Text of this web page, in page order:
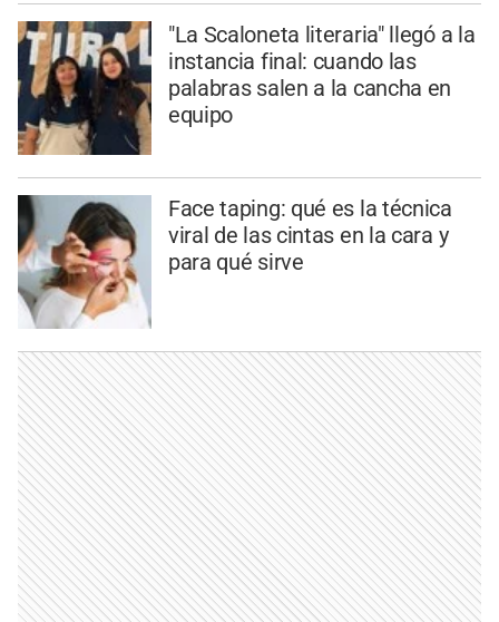
"La Scaloneta literaria" llegó a la
instancia final: cuando las
palabras salen a la cancha en
equipo
Face taping: qué es la técnica
viral de las cintas en la cara y
para qué sirve